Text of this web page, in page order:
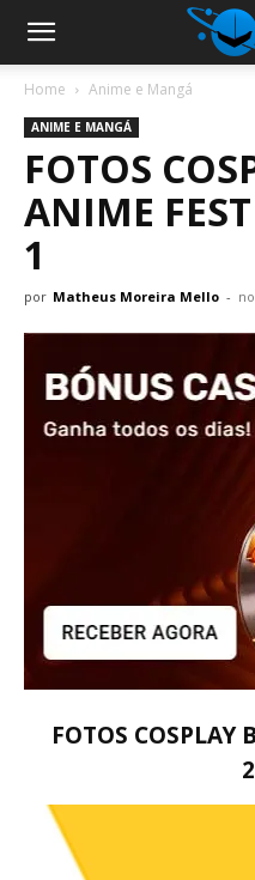
Home Anime e Mangá
ANIME E MANGÁ
FOTOS
ANIME
1
por Matheus Moreira Mello -
FOTOS COSPLAY